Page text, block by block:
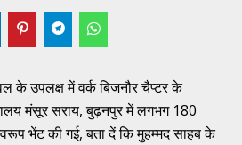
के उपलक्ष में वर्क बिजनौर चैप्टर के
मंसूर सराय, बुढ़नपुर में लगभग 180
भेंट की गई, बता दें कि मुहम्मद साहब के